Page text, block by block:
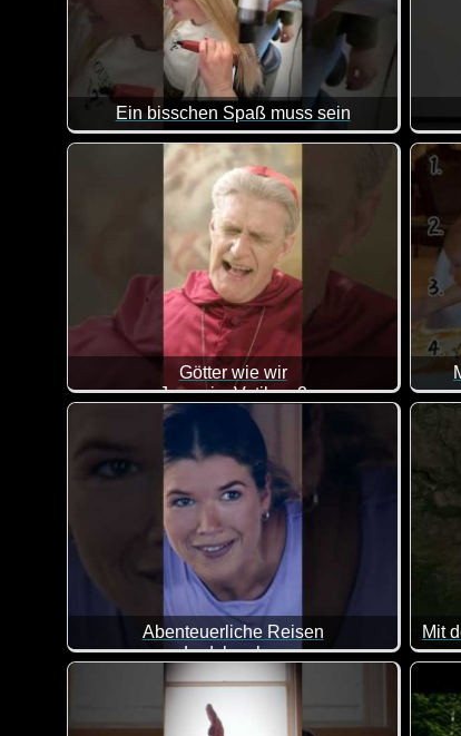
Ein bisschen Spaß muss sein
Lauter witzige Szenen, in denen jemand
Götter wie wir
Jesus im Vatikan 2
So
Abenteuerliche Reisen
Ladykracher
Doch, solch eine Reise wünscht sich mit